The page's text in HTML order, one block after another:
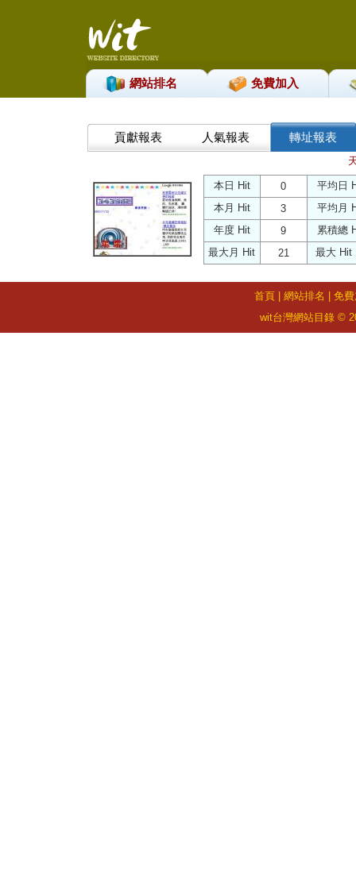
網站排名 免費加入
貢獻報表 人氣報表 轉址報表
本日 Hit 0
平均日
本月 Hit
3
平均月
年度 Hit
9
累積總
最大月 Hit
21 最大 Hit
首頁| 網站排名
免
wit台灣網站目錄 ©